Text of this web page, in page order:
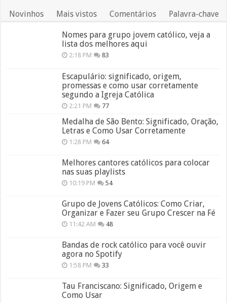
Novinhos Mais vistos Comentários Palavra-chave
Nomes para grupo jovem católico, veja a
lista dos melhores aqui
2:18 PM 83
Escapulário: significado, origem,
promessas e como usar corretamente
segundo a Igreja Católica
2:21 PM 77
Medalha de São Bento: Significado, Oração,
Letras e Como Usar Corretamente
1:28 PM 64
Melhores cantores católicos para colocar
nas suas playlists
10:19 PM 54
Grupo de Jovens Católicos: Como Criar,
Organizar e Fazer seu Grupo Crescer na Fé
11:42 AM 48
Bandas de rock católico para você ouvir
agora no Spotify
1:58 PM 33
Tau Franciscano: Significado, Origem e
Como Usar